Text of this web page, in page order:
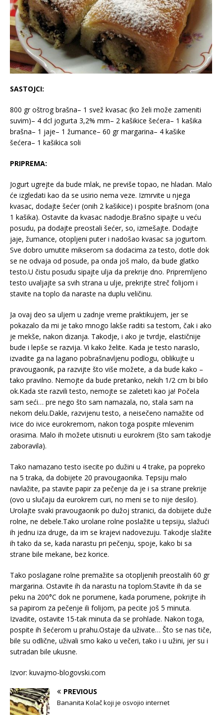
SASTOJCI:
800 gr oštrog brašna– 1 svež kvasac (ko želi može zameniti
suvim)– 4 dcl jogurta 3,2% mm– 2 kašikice šećera– 1 kašika
brašna– 1 jaje– 1 žumance– 60 gr margarina– 4 kašike
šećera– 1 kašikica soli
PRIPREMA:
Jogurt ugrejte da bude mlak, ne previše topao, ne hladan. Malo
će izgledati kao da se usirio nema veze. Izmrvite u njega
kvasac, dodajte šećer (onih 2 kašikice) i pospite brašnom (ona
1 kašika). Ostavite da kvasac nadodje.Brašno sipajte u veću
posudu, pa dodajte preostali šećer, so, izmešajte. Dodajte
jaje, žumance, otopljeni puter i nadošao kvasac sa jogurtom.
Sve dobro umutite mikserom sa dodacima za testo, dotle dok
se ne odvaja od posude, pa onda još malo, da bude glatko
testo.U čistu posudu sipajte ulja da prekrije dno. Pripremljeno
testo uvaljajte sa svih strana u ulje, prekrijte streč folijom i
stavite na toplo da naraste na duplu veličinu.
Ja ovaj deo sa uljem u zadnje vreme praktikujem, jer se
pokazalo da mi je tako mnogo lakše raditi sa testom, čak i ako
je mekše, nakon dizanja. Takodje, i ako je tvrdje, elastičnije
bude i lepše se razvija. Vi kako želite. Kada je testo naraslo,
izvadite ga na lagano pobrašnavljenu podlogu, oblikujte u
pravougaonik, pa razvijte što više možete, a da bude kako –
tako pravilno. Nemojte da bude pretanko, nekih 1/2 cm bi bilo
ok.Kada ste razvili testo, nemojte se zaleteti kao ja! Počela
sam seći… pre nego što sam namazala, no, stala sam na
nekom delu.Dakle, razvijenu testo, a neisečeno namažite od
ivice do ivice eurokremom, nakon toga pospite mlevenim
orasima. Malo ih možete utisnuti u eurokrem (što sam takodje
zaboravila).
Tako namazano testo isecite po dužini u 4 trake, pa popreko
na 5 traka, da dobijete 20 pravougaonika. Tepsiju malo
navlažite, pa stavite papir za pečenje da je i sa strane prekrije
(ovo u slučaju da eurokrem curi, no meni se to nije desilo).
Urolajte svaki pravougaonik po dužoj stranici, da dobijete duže
rolne, ne debele.Tako urolane rolne poslažite u tepsiju, slažući
ih jednu iza druge, da im se krajevi nadovezuju. Takodje slažite
ih tako da se, kada narastu pri pečenju, spoje, kako bi sa
strane bile mekane, bez korice.
Tako poslagane rolne premažite sa otopljenih preostalih 60 gr
margarina. Ostavite ih da narastu na toplom.Stavite ih da se
peku na 200°C dok ne porumene, kada porumene, pokrijte ih
sa papirom za pečenje ili folijom, pa pecite još 5 minuta.
Izvadite, ostavite 15-tak minuta da se prohlade. Nakon toga,
pospite ih šećerom u prahu.Ostaje da uživate… Što se nas tiče,
bile su odlične, uživali smo kako u večeri, tako i u užini, jer su i
sutradan bile ukusne.
Izvor: kuvajmo-blogovski.com
PREVIOUS
Bananita Kolač koji je osvojio internet